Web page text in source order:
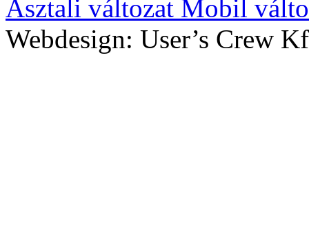
Asztali változat Mobil
Webdesign: User’s Crew